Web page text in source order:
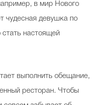
в мир Нового
чудесная девушка по
настоящей
выполнить обещание,
ресторан. Чтобы